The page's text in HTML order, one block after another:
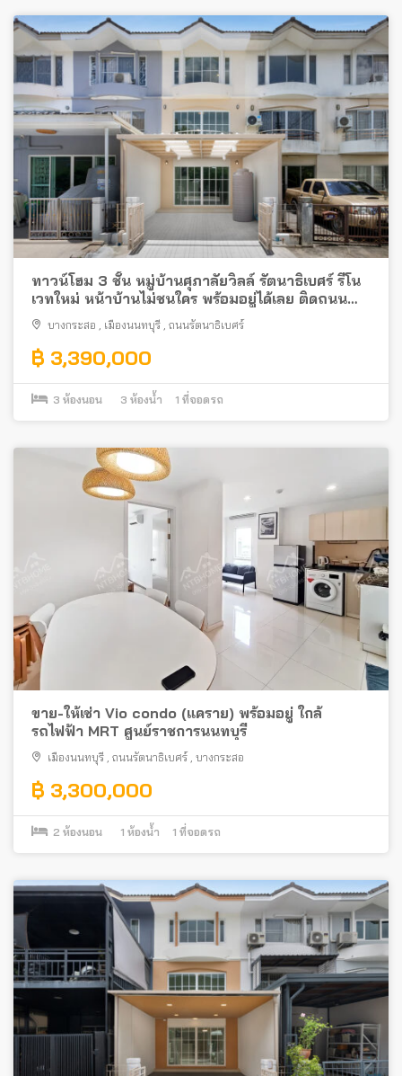
ทาวน์โฮม 3 ชั้น หมู่บ้านศุภาลัยวิลล์ รัตนาธิเบศร์ รีโน
เวทใหม่ หน้าบ้านไม่ชนใคร พร้อมอยู่ได้เลย ติดถนน
รัตนาธิเบศร์ ใกล้รถไฟฟ้า
บางกระสอ เมืองนนทบุรี ถนนรัตนาธิเบศร์
฿ 3,390,000
3 ห้องนอน 3 ห้องน้ำ 1 ที่จอดรถ
ขาย-ให้เช่า Vio condo (แคราย) พร้อมอยู่ ใกล้
รถไฟฟ้า MRT ศูนย์ราชการนนทบุรี
เมืองนนทบุรี ถนนรัตนาธิเบศร์ บางกระสอ
฿ 3,300,000
2 ห้องนอน 1 ห้องน้ำ 1 ที่จอดรถ